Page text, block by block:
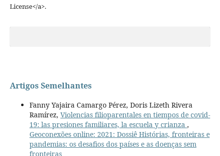
License</a>.
Artigos Semelhantes
Fanny Yajaira Camargo Pérez, Doris Lizeth Rivera
Ramírez, Violencias filioparentales en tiempos de covid-
19: las presiones familiares, la escuela y crianza ,
Geoconexões online: 2021: Dossiê Histórias, fronteiras e
pandemias: os desafios dos países e as doenças sem
fronteiras